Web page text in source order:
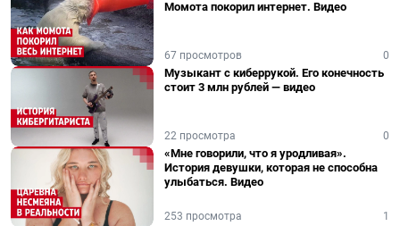
Момота покорил интернет. Видео
67 просмотров 0
Музыкант с киберрукой. Его конечность
стоит 3 млн рублей — видео
22 просмотра 0
«Мне говорили, что я уродливая».
История девушки, которая не способна
улыбаться. Видео
253 просмотра 1